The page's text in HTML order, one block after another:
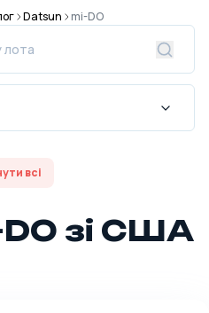
Datsun mi-DO
всі
зі США